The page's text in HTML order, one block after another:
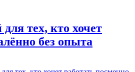
тех, кто хочет
без опыта